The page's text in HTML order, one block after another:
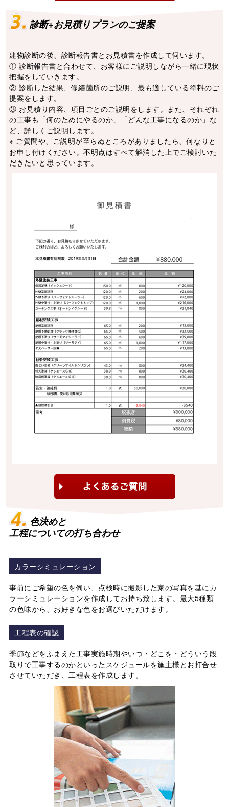
診断+お見積りプランのご提案
建物診断の後、診断報告書とお⾒積書を作成して伺います。
① 診断報告書と合わせて、お客様にご説明しながら⼀緒に現状
把握をしていきます。
② 診断した結果、修繕箇所のご説明、最も適している塗料のご
提案をします。
③ お⾒積り内容、項目ごとのご説明をします。また、それぞれ
の⼯事も「何のためにやるのか」「どんな⼯事になるのか」な
ど、詳しくご説明します。
※ ご質問や、ご説明が至らぬところがありましたら、何なりと
お申し付けください。不明点はすべて解消した上でご検討いた
だきたいと思っています。
色決めと
工程についての打ち合わせ
カラーシミュレーション
事前にご希望の⾊を伺い、点検時に撮影した家の写真を基にカ
ラーシミュレーションを作成してお持ち致します。最⼤5種類
の色味から、お好きな⾊をお選びいただけます。
工程表の確認
季節などをふまえた⼯事実施時期やいつ・どこを・どういう段
取りで⼯事するのかといったスケジュールを施主様とお打合せ
させていただき、⼯程表を作成します。